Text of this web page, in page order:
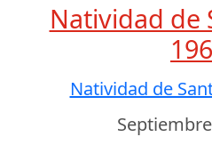
Natividad de
Natividad de